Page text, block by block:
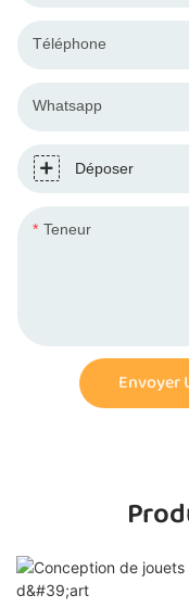
Téléphone
Whatsapp
Déposer
Teneur
Envoyer